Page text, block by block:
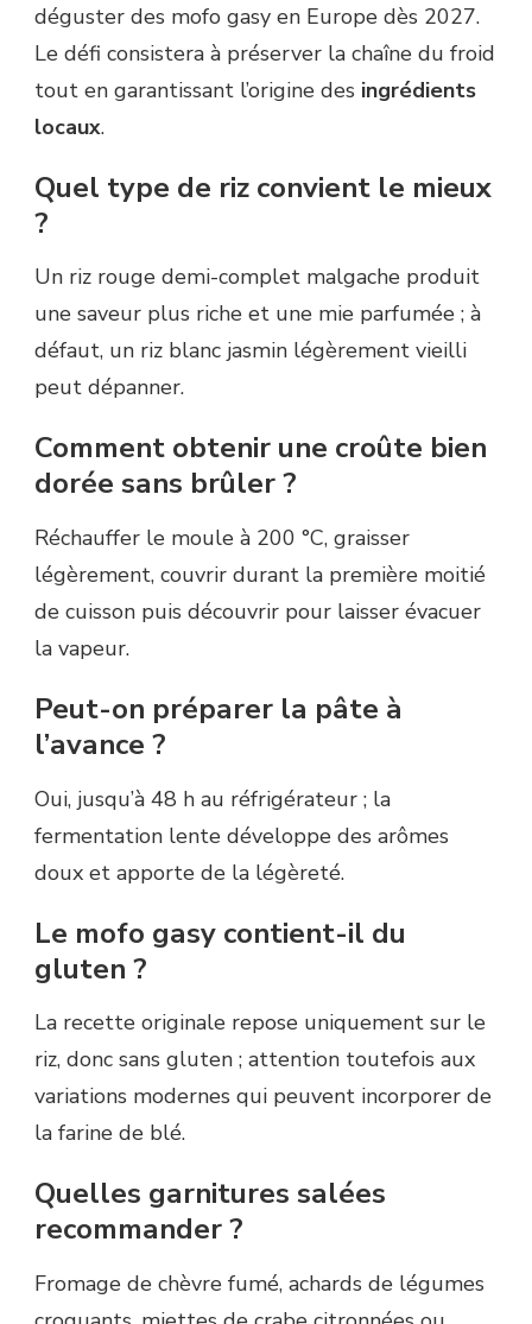
déguster des mofo gasy en Europe dès 2027.
Le défi consistera à préserver la chaîne du froid
tout en garantissant l’origine des ingrédients
locaux.
Quel type de riz convient le mieux
?
Un riz rouge demi-complet malgache produit
une saveur plus riche et une mie parfumée ; à
défaut, un riz blanc jasmin légèrement vieilli
peut dépanner.
Comment obtenir une croûte bien
dorée sans brûler ?
Réchauffer le moule à 200 °C, graisser
légèrement, couvrir durant la première moitié
de cuisson puis découvrir pour laisser évacuer
la vapeur.
Peut-on préparer la pâte à
l’avance ?
Oui, jusqu’à 48 h au réfrigérateur ; la
fermentation lente développe des arômes
doux et apporte de la légèreté.
Le mofo gasy contient-il du
gluten ?
La recette originale repose uniquement sur le
riz, donc sans gluten ; attention toutefois aux
variations modernes qui peuvent incorporer de
la farine de blé.
Quelles garnitures salées
recommander ?
Fromage de chèvre fumé, achards de légumes